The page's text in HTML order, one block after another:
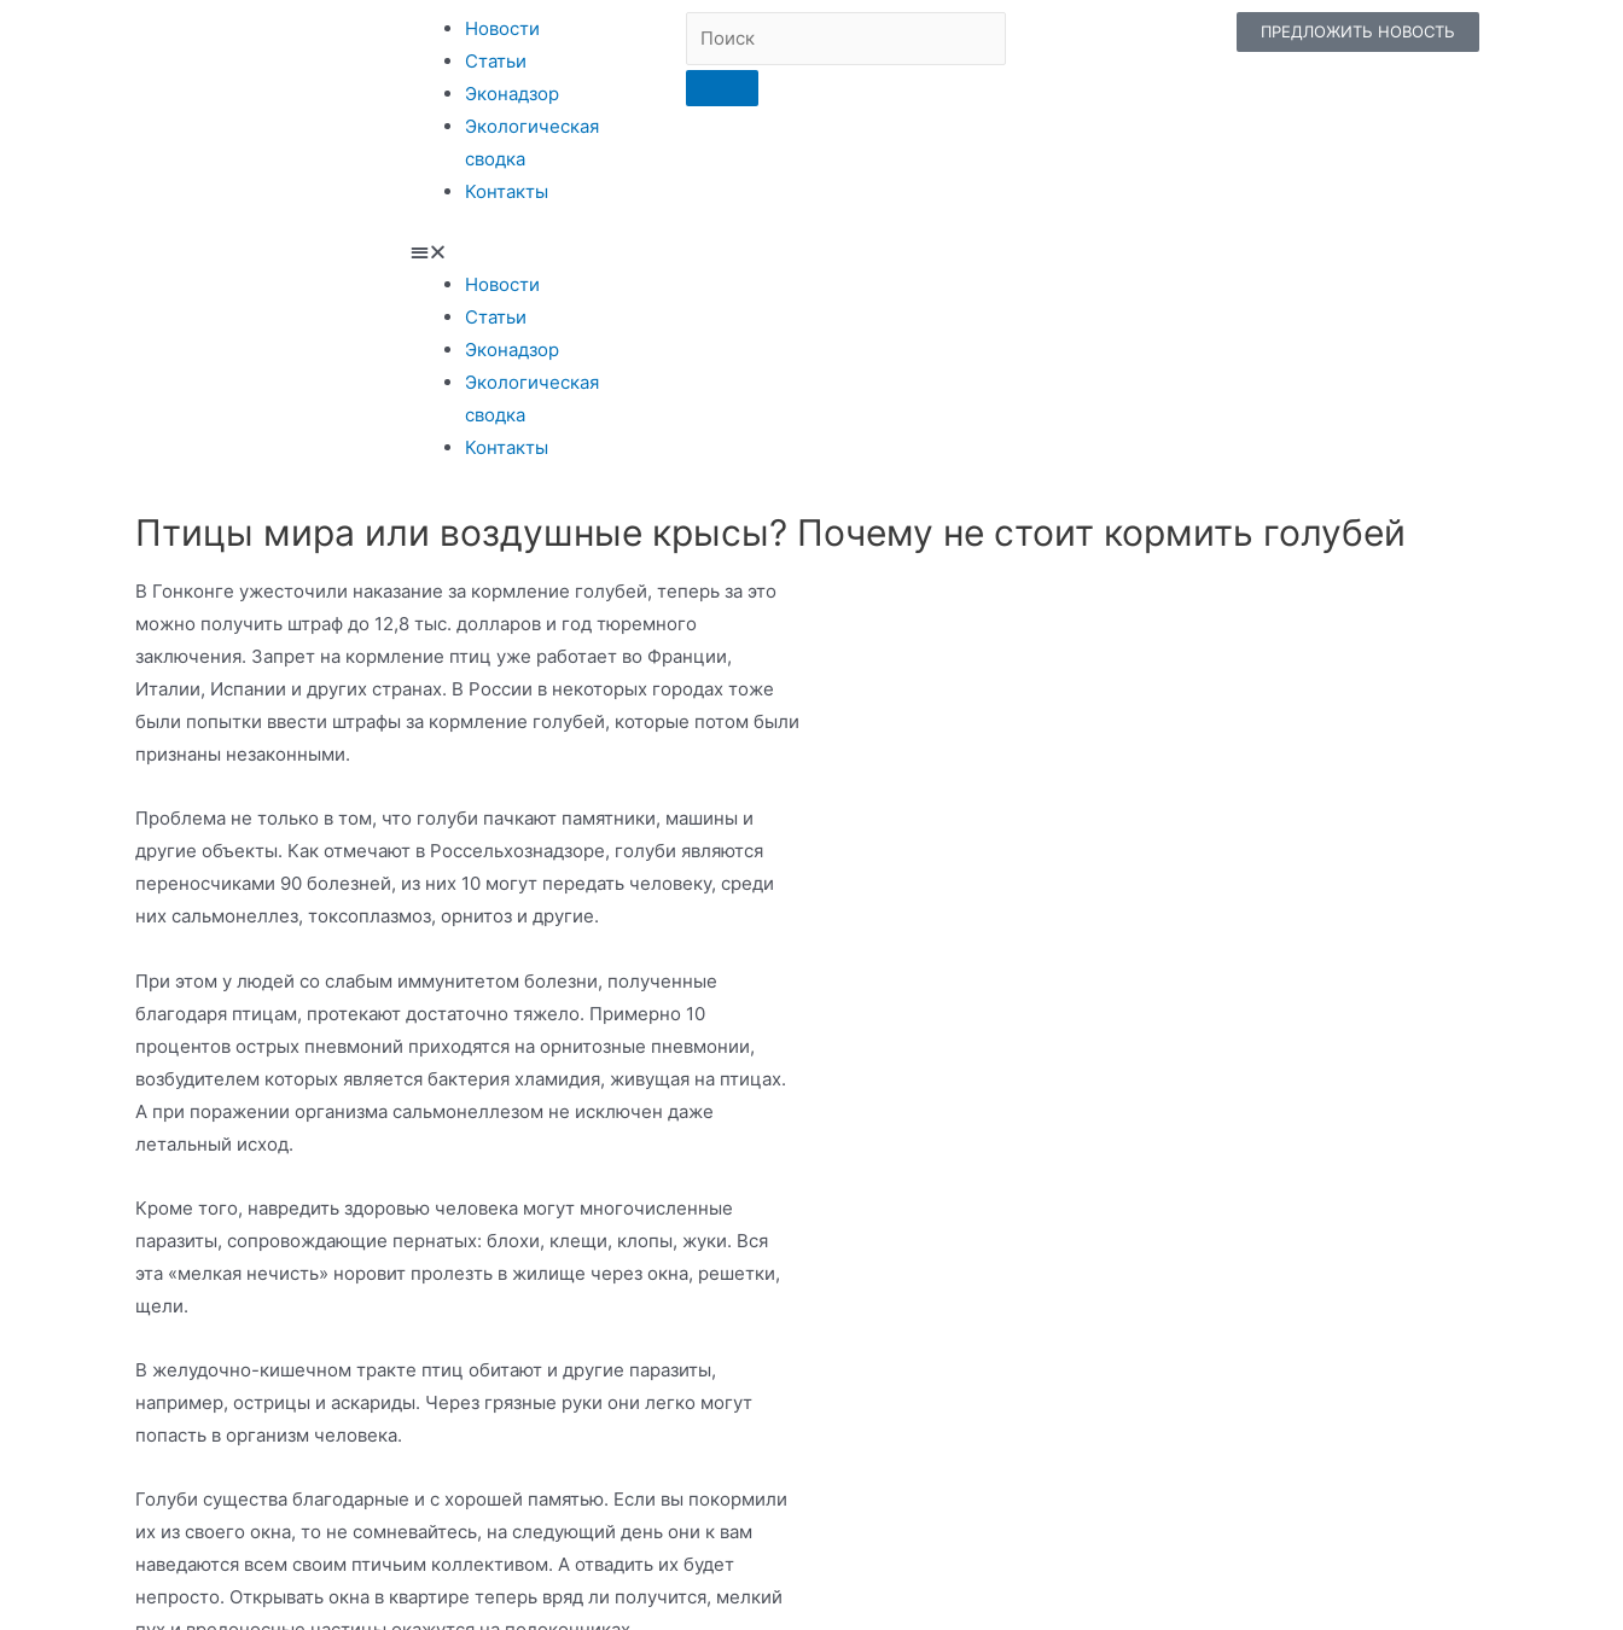
Новости
Статьи
Эконадзор
Экологическая
сводка
Контакты
Новости
Статьи
Эконадзор
Экологическая
сводка
Контакты
ПРЕДЛОЖИТЬ НОВОСТЬ
Птицы мира или воздушные крысы? Почему не стоит кормить голубей
В Гонконге ужесточили наказание за кормление голубей, теперь за это
можно получить штраф до 12,8 тыс. долларов и год тюремного
заключения. Запрет на кормление птиц уже работает во Франции,
Италии, Испании и других странах. В России в некоторых городах тоже
были попытки ввести штрафы за кормление голубей, которые потом были
признаны незаконными.
Проблема не только в том, что голуби пачкают памятники, машины и
другие объекты. Как отмечают в Россельхознадзоре, голуби являются
переносчиками 90 болезней, из них 10 могут передать человеку, среди
них сальмонеллез, токсоплазмоз, орнитоз и другие.
При этом у людей со слабым иммунитетом болезни, полученные
благодаря птицам, протекают достаточно тяжело. Примерно 10
процентов острых пневмоний приходятся на орнитозные пневмонии,
возбудителем которых является бактерия хламидия, живущая на птицах.
А при поражении организма сальмонеллезом не исключен даже
летальный исход.
Кроме того, навредить здоровью человека могут многочисленные
паразиты, сопровождающие пернатых: блохи, клещи, клопы, жуки. Вся
эта «мелкая нечисть» норовит пролезть в жилище через окна, решетки,
щели.
В желудочно-кишечном тракте птиц обитают и другие паразиты,
например, острицы и аскариды. Через грязные руки они легко могут
попасть в организм человека.
Голуби существа благодарные и с хорошей памятью. Если вы покормили
их из своего окна, то не сомневайтесь, на следующий день они к вам
наведаются всем своим птичьим коллективом. А отвадить их будет
непросто. Открывать окна в квартире теперь вряд ли получится, мелкий